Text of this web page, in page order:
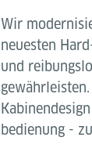
Wir
neuesten
und
bedienung -